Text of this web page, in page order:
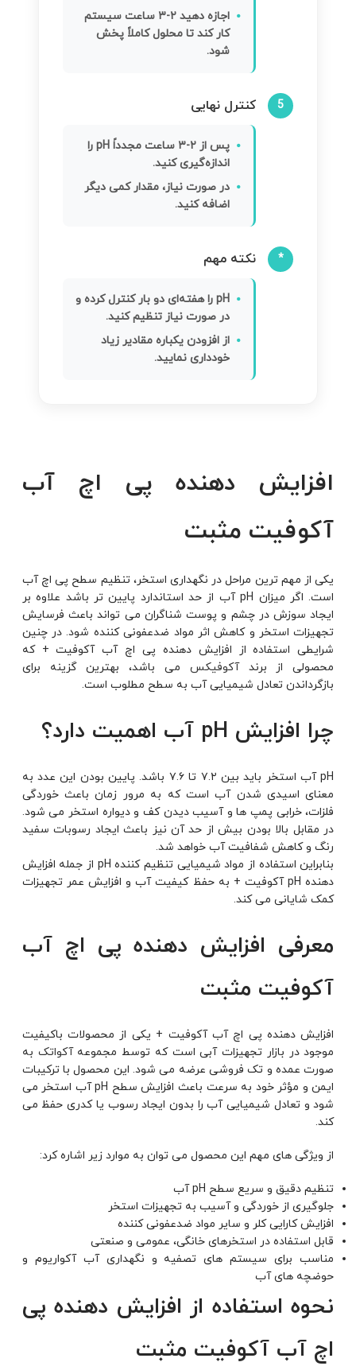
اجازه دهید ۲-۳ ساعت سیستم
کار کند تا محلول کاملاً پخش
شود.
5 کنترل نهایی
پس از ۲-۳ ساعت مجدداً pH را
اندازه‌گیری کنید.
در صورت نیاز، مقدار کمی دیگر
اضافه کنید.
* نکته مهم
pH را هفته‌ای دو بار کنترل کرده و
در صورت نیاز تنظیم کنید.
از افزودن یکباره مقادیر زیاد
خودداری نمایید.
افزایش دهنده پی اچ آب
آکوفیت مثبت
یکی از مهم ترین مراحل در نگهداری استخر، تنظیم سطح پی اچ آب
است. اگر میزان pH آب از حد استاندارد پایین تر باشد علاوه بر
ایجاد سوزش در چشم و پوست شناگران می تواند باعث فرسایش
تجهیزات استخر و کاهش اثر مواد ضدعفونی کننده شود. در چنین
شرایطی استفاده از افزایش دهنده پی اچ آب آکوفیت + که
محصولی از برندآکوفیکس می باشد، بهترین گزینه برای
بازگرداندن تعادل شیمیایی آب به سطح مطلوب است.
چرا افزایش pH آب اهمیت دارد؟
pH آب استخر باید بین ۷.۲ تا ۷.۶ باشد. پایین بودن این عدد به
معنای اسیدی شدن آب است که به مرور زمان باعث خوردگی
فلزات، خرابی پمپ ها و آسیب دیدن کف و دیواره استخر می شود.
در مقابل بالا بودن بیش از حد آن نیز باعث ایجاد رسوبات سفید
رنگ و کاهش شفافیت آب خواهد شد.
بنابراین استفاده از مواد شیمیایی تنظیم کننده pH از جمله افزایش
دهنده pH آکوفیت + به حفظ کیفیت آب و افزایش عمر تجهیزات
کمک شایانی می کند.
معرفی افزایش دهنده پی اچ آب
آکوفیت مثبت
افزایش دهنده پی اچ آب آکوفیت + یکی از محصولات باکیفیت
موجود در بازار تجهیزات آبی است که توسط مجموعهآکواتک به
صورت عمده و تک فروشی عرضه می شود. این محصول با ترکیبات
ایمن و مؤثر خود به سرعت باعث افزایش سطح pH آب استخر می
شود و تعادل شیمیایی آب را بدون ایجاد رسوب یا کدری حفظ می
کند.
از ویژگی های مهم این محصول می توان به موارد زیر اشاره کرد:
تنظیم دقیق و سریع سطح pH آب
جلوگیری از خوردگی و آسیب به تجهیزات استخر
افزایش کارایی کلر و سایر مواد ضدعفونی کننده
قابل استفاده در استخرهای خانگی، عمومی و صنعتی
مناسب برای سیستم های تصفیه و نگهداری آب آکواریوم و
حوضچه های آب
نحوه استفاده از افزایش دهنده پی
اچ آب آکوفیت مثبت